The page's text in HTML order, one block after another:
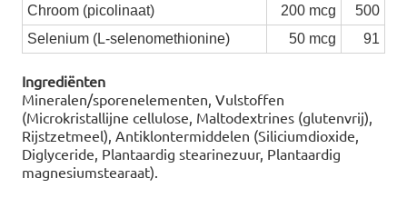
Chroom (picolinaat)
200 mcg
500
Selenium (L-selenomethionine)
50 mcg 91
Ingrediënten
Mineralen/sporenelementen, Vulstoffen
(Microkristallijne cellulose, Maltodextrines (glutenvrij),
Rijstzetmeel), Antiklontermiddelen (Siliciumdioxide,
Diglyceride, Plantaardig stearinezuur, Plantaardig
magnesiumstearaat).